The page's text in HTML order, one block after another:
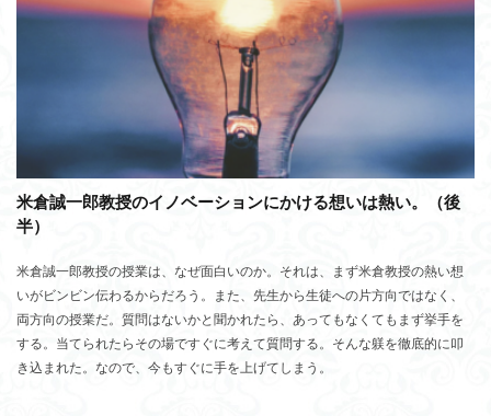
米倉誠一郎教授のイノベーションにかける想いは熱い。（後
半）
米倉誠一郎教授の授業は、なぜ面白いのか。それは、まず米倉教授の熱い想
いがビンビン伝わるからだろう。また、先生から生徒への片方向ではなく、
両方向の授業だ。質問はないかと聞かれたら、あってもなくてもまず挙手を
する。当てられたらその場ですぐに考えて質問する。そんな躾を徹底的に叩
き込まれた。なので、今もすぐに手を上げてしまう。